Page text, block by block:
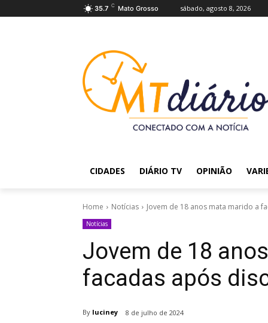
35.7 C Mato Grosso sábado, agosto 8, 2026
CIDADES DIÁRIO TV OPINIÃO
Home Notícias Jovem de 18 anos mata marido a
Notícias
Jovem de 18
facadas após
By luciney 8 de julho de 2024